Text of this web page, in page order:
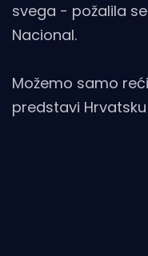
svega - požalila
Nacional.
Možemo samo
predstavi